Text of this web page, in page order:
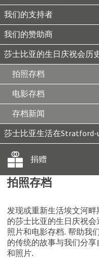
我们的支持者
我们的赞助商
莎士比亚的生日庆祝会历
拍照存档
电影存档
存档新闻
莎士比亚生活在Stratford-
捐赠
拍照存档
发现或重新生活埃文河畔
的莎士比亚的生日庆祝会
照片和电影存档. 帮助我
的传统的故事与我们分享
和照片.